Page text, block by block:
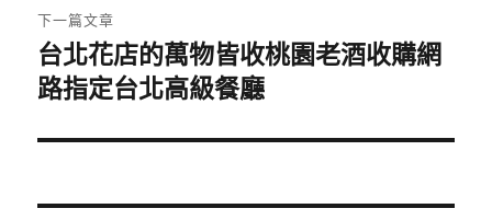
章:
下一篇文章
下
一
文
台北花店的萬物皆收桃園老酒收購網
路指定台北高級餐廳